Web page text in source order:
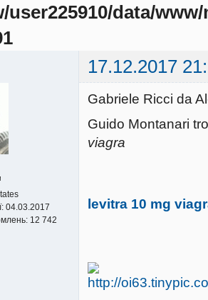
user225910/data/
17.12.2017
04.03.2017
12 742
Gabriele Ricci da
Guido Montanari
viagra
levitra 10 mg